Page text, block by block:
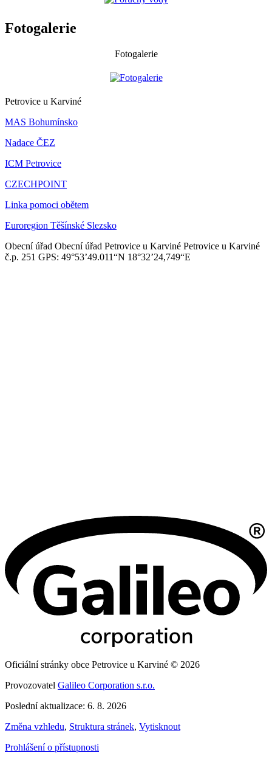
Fotogalerie
Fotogalerie
Petrovice u Karviné
MAS Bohumínsko
Nadace ČEZ
ICM Petrovice
CZECHPOINT
Linka pomoci obětem
Euroregion Těšínské Slezsko
Obecní úřad Obecní úřad Petrovice u Karviné Petrovice u Karviné
č.p. 251 GPS: 49°53’49.011“N 18°32’24,749“E
Oficiální stránky obce Petrovice u Karviné © 2026
Provozovatel Galileo Corporation s.r.o.
Poslední aktualizace: 6. 8. 2026
Změna vzhledu, Struktura stránek, Vytisknout
Prohlášení o přístupnosti